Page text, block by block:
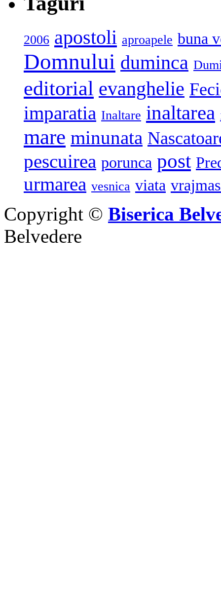
2006 apostoli aproapele buna
Domnului duminca
editorial evanghelie
imparatia Inaltare inaltarea
mare minunata
pescuirea porunca post
urmarea vesnica viata
Copyright © Biserica
Belvedere